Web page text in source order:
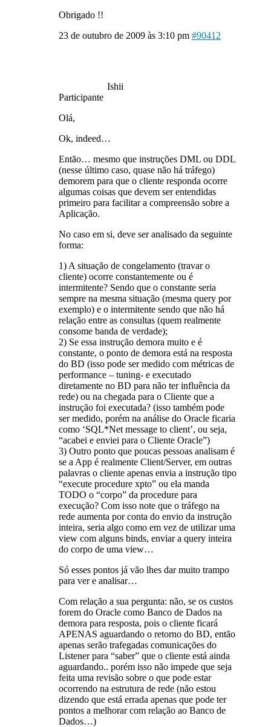
Obrigado !!
23 de outubro de 2009 às 3:10 pm #90412
Ishii
Participante
Olá,
Ok, indeed…
Então… mesmo que instruções DML ou DDL
(nesse último caso, quase não há tráfego)
demorem para que o cliente responda ocorre
algumas coisas que devem ser entendidas
primeiro para facilitar a compreensão sobre a
Aplicação.
No caso em si, deve ser analisado da seguinte
forma:
1) A situação de congelamento (travar o
cliente) ocorre constantemente ou é
intermitente? Sendo que o constante seria
sempre na mesma situação (mesma query por
exemplo) e o intermitente sendo que não há
relação entre as consultas (quem realmente
consome banda de verdade);
2) Se essa instrução demora muito e é
constante, o ponto de demora está na resposta
do BD (isso pode ser medido com métricas de
performance – tuning- e executado
diretamente no BD para não ter influência da
rede) ou na chegada para o Cliente que a
instrução foi executada? (isso também pode
ser medido, porém na análise do Oracle ficaria
como ‘SQL*Net message to client’, ou seja,
“acabei e enviei para o Cliente Oracle”)
3) Outro ponto que poucas pessoas analisam é
se a App é realmente Client/Server, em outras
palavras o cliente apenas envia a instrução tipo
“execute procedure xpto” ou ela manda
TODO o “corpo” da procedure para
execução? Com isso note que o tráfego na
rede aumenta por conta do envio da instrução
inteira, seria algo como em vez de utilizar uma
view com alguns binds, enviar a query inteira
do corpo de uma view…
Só esses pontos já vão lhes dar muito trampo
para ver e analisar…
Com relação a sua pergunta: não, se os custos
forem do Oracle como Banco de Dados na
demora para resposta, pois o cliente ficará
APENAS aguardando o retorno do BD, então
apenas serão trafegadas comunicações do
Listener para “saber” que o cliente está ainda
aguardando.. porém isso não impede que seja
feita uma revisão sobre o que pode estar
ocorrendo na estrutura de rede (não estou
dizendo que está errada apenas que pode ter
pontos a melhorar com relação ao Banco de
Dados…)